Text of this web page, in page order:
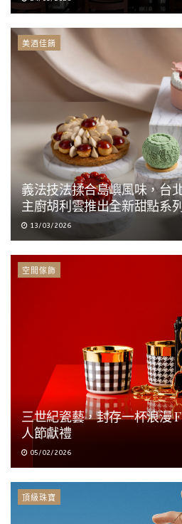
美酒佳餚
義法技法揉合島嶼風味，台
主廚胡利雲推出全新甜點系
13/03/2026
空間傢飾
三世紀瓷藝，封存一杯浪漫
人節獻禮
05/02/2026
頂級珠寶